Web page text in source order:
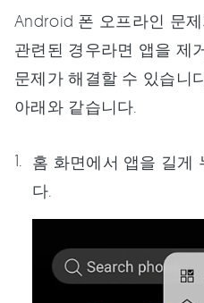
Android 폰 오프라인 문
관련된 경우라면 앱을 제
문제가 해결할 수 있습니
아래와 같습니다.
홈 화면에서 앱을 길게
다.